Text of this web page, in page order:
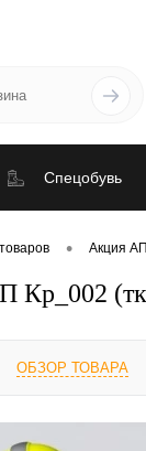
Спецобувь
• Акция
Кр_002
ОБЗОР ТОВАРА